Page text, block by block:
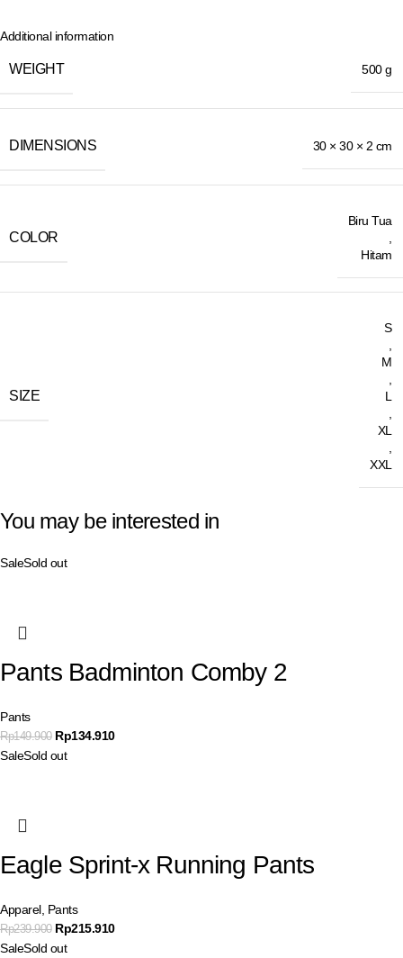
Additional information
WEIGHT 500 g
DIMENSIONS 30 × 30 × 2 cm
COLOR
Biru Tua
Hitam
SIZE
S
M
L
XL
XXL
You may be interested in
SaleSold out
Pants Badminton Comby 2
Pants
Rp149.900 Rp134.910
SaleSold out
Eagle Sprint-x Running Pants
Apparel, Pants
Rp239.900 Rp215.910
SaleSold out